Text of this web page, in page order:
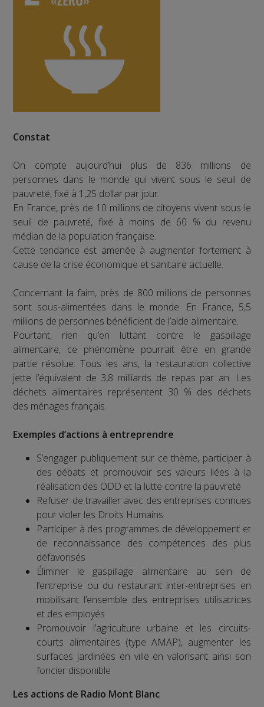
Constat
On compte aujourd’hui plus de 836 millions de
personnes dans le monde qui vivent sous le seuil de
pauvreté, fixé à 1,25 dollar par jour.
En France, près de 10 millions de citoyens vivent sous le
seuil de pauvreté, fixé à moins de 60 % du revenu
médian de la population française.
Cette tendance est amenée à augmenter fortement à
cause de la crise économique et sanitaire actuelle.
Concernant la faim, près de 800 millions de personnes
sont sous-alimentées dans le monde. En France, 5,5
millions de personnes bénéficient de l’aide alimentaire.
Pourtant, rien qu’en luttant contre le gaspillage
alimentaire, ce phénomène pourrait être en grande
partie résolue. Tous les ans, la restauration collective
jette l’équivalent de 3,8 milliards de repas par an. Les
déchets alimentaires représentent 30 % des déchets
des ménages français.
Exemples d’actions à entreprendre
S’engager publiquement sur ce thème, participer à
des débats et promouvoir ses valeurs liées à la
réalisation des ODD et la lutte contre la pauvreté
Refuser de travailler avec des entreprises connues
pour violer les Droits Humains
Participer à des programmes de développement et
de reconnaissance des compétences des plus
défavorisés
Éliminer le gaspillage alimentaire au sein de
l’entreprise ou du restaurant inter-entreprises en
mobilisant l’ensemble des entreprises utilisatrices
et des employés
Promouvoir l’agriculture urbaine et les circuits-
courts alimentaires (type AMAP), augmenter les
surfaces jardinées en ville en valorisant ainsi son
foncier disponible
Les actions de Radio Mont Blanc